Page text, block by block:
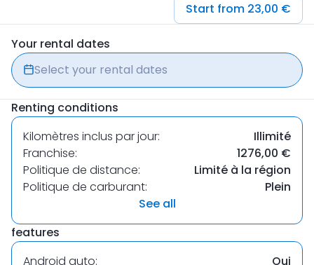
Start from 23,00 €
Your rental dates
Select your rental dates
Renting conditions
Kilomètres inclus par jour:
Illimité
Franchise:
1276,00 €
Politique de distance:
Limité à la région
Politique de carburant:
Plein
See all
features
Android auto:
Oui